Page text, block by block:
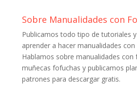
Sobre Manualidades con
Publicamos todo tipo de tutoriales
aprender a hacer manualidades
Hablamos sobre manualidades con
muñecas fofuchas y publicamos
patrones para descargar gratis.